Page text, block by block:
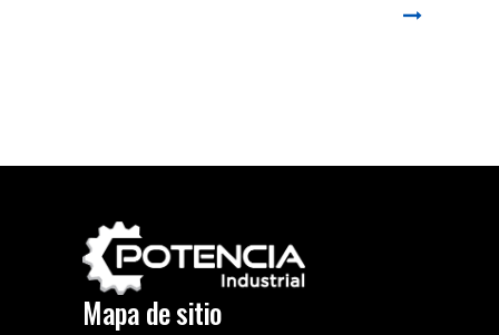
Mapa de sitio